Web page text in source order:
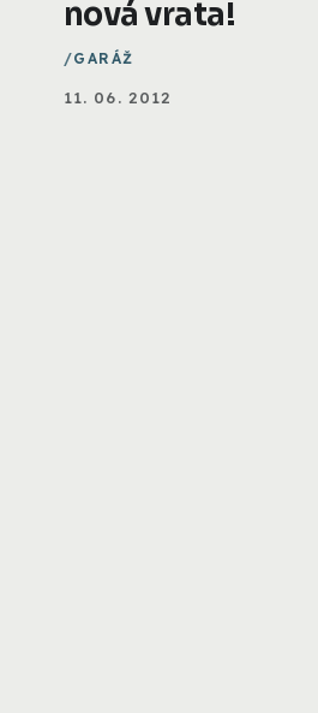
nová vrata!
GARÁŽ
11. 06. 2012